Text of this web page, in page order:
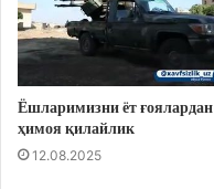
Ёшларимизни ёт ғоялардан
ҳимоя қилайлик
12.08.2025